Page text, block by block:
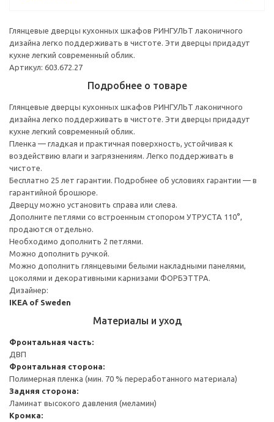
Глянцевые дверцы кухонных шкафов РИНГУЛЬТ лаконичного
дизайна легко поддерживать в чистоте. Эти дверцы придадут
кухне легкий современный облик.
Артикул: 603.672.27
Подробнее о товаре
Глянцевые дверцы кухонных шкафов РИНГУЛЬТ лаконичного
дизайна легко поддерживать в чистоте. Эти дверцы придадут
кухне легкий современный облик.
Пленка — гладкая и практичная поверхность, устойчивая к
воздействию влаги и загрязнениям. Легко поддерживать в
чистоте.
Бесплатно 25 лет гарантии. Подробнее об условиях гарантии — в
гарантийной брошюре.
Дверцу можно установить справа или слева.
Дополните петлями со встроенным стопором УТРУСТА 110°,
продаются отдельно.
Необходимо дополнить 2 петлями.
Можно дополнить ручкой.
Можно дополнить глянцевыми белыми накладными панелями,
цоколями и декоративными карнизами ФОРБЭТТРА.
Дизайнер:
IKEA of Sweden
Материалы и уход
Фронтальная часть:
ДВП
Фронтальная сторона:
Полимерная пленка (мин. 70 % переработанного материала)
Задняя сторона:
Ламинат высокого давления (меламин)
Кромка: